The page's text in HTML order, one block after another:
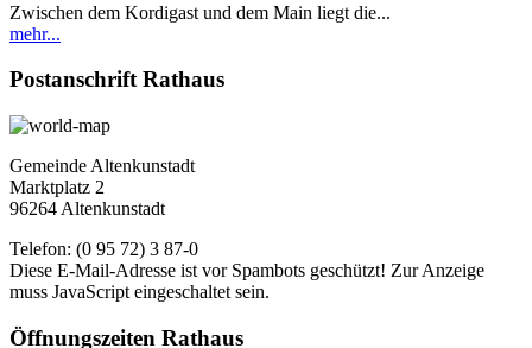
Zwischen dem Kordigast und dem Main liegt die...
mehr...
Postanschrift Rathaus
Gemeinde Altenkunstadt
Marktplatz 2
96264 Altenkunstadt
Telefon: (0 95 72) 3 87-0
Diese E-Mail-Adresse ist vor Spambots geschützt! Zur Anzeige
muss JavaScript eingeschaltet sein.
Öffnungszeiten Rathaus